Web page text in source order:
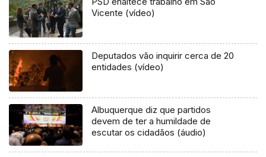
Vicente (vídeo)
Deputados vão inquirir cerca de 20
entidades (vídeo)
Albuquerque diz que partidos
devem de ter a humildade de
escutar os cidadãos (áudio)